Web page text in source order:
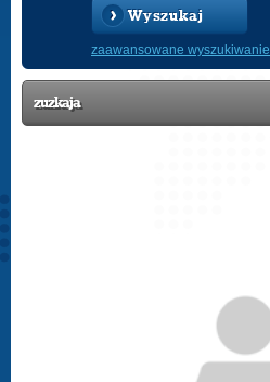
Wyszukaj
zaawansowane wyszukiwanie
zuzkaja